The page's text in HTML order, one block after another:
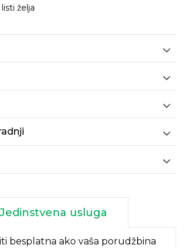
želja
Jedinstvena usluga
besplatna ako vaša porudžbina